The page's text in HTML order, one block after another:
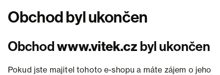
Obchod byl ukončen
Obchodwww.vitek.cz byl ukončen
Pokud jste majitel tohoto e-shopu a máte zájem o jeho